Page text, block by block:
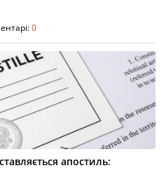
0
апостиль: